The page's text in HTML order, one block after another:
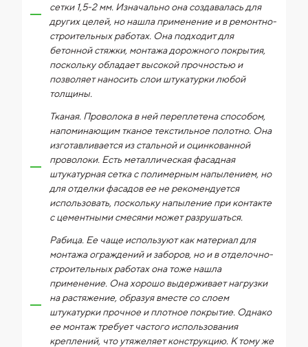
сетки 1,5-2 мм. Изначально она создавалась для
других целей, но нашла применение и в ремонтно-
строительных работах. Она подходит для
бетонной стяжки, монтажа дорожного покрытия,
поскольку обладает высокой прочностью и
позволяет наносить слои штукатурки любой
толщины.
Тканая. Проволока в ней переплетена способом,
напоминающим тканое текстильное полотно. Она
изготавливается из стальной и оцинкованной
проволоки. Есть металлическая фасадная
штукатурная сетка с полимерным напылением, но
для отделки фасадов ее не рекомендуется
использовать, поскольку напыление при контакте
с цементными смесями может разрушаться.
Рабица. Ее чаще используют как материал для
монтажа ограждений и заборов, но и в отделочно-
строительных работах она тоже нашла
применение. Она хорошо выдерживает нагрузки
на растяжение, образуя вместе со слоем
штукатурки прочное и плотное покрытие. Однако
ее монтаж требует частого использования
креплений, что утяжеляет конструкцию. К тому же